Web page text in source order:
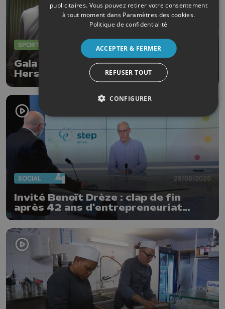
SPORTS 24/10/2025
Gala de boxe international de
Herstal : 4 ceintures en jeu !
SOCIAL 28/08/2025
Invité Benoît Drèze : clap de fin
après 42 ans d'entrepreneuriat
social
publicitaires. Vous pouvez retirer votre consentement
à tout moment dans Paramètres des cookies.
Politique de confidentialité
ACCEPTER & FERMER
REFUSER TOUT
CONFIGURER